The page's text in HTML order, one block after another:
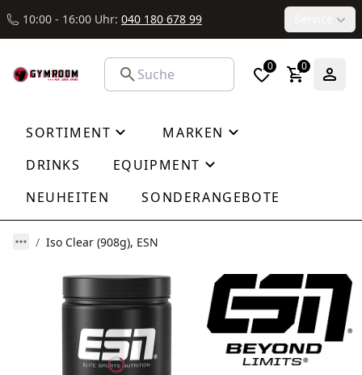
10:00 - 16:00 Uhr: 040 180 678 99
0 0
SORTIMENT
MARKEN
DRINKS
EQUIPMENT
NEUHEITEN
SONDERANGEBOTE
Iso Clear (908g), ESN